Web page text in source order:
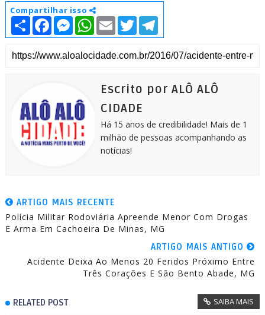
Compartilhar isso
S
h
a
e
F
c
b
M
e
s
e
W
h
a
t
s
E
m
a
l
T
i
t
t
T
l
e
g
m
Escrito por ALÔ ALÔ
CIDADE
Há 15 anos de credibilidade! Mais de 1
milhão de pessoas acompanhando as
notícias!
ARTIGO MAIS RECENTE
Polícia Militar Rodoviária Apreende Menor Com Drogas
E Arma Em Cachoeira De Minas, MG
ARTIGO MAIS ANTIGO
Acidente Deixa Ao Menos 20 Feridos Próximo Entre
Três Corações E São Bento Abade, MG
RELATED POST SAIBA MAIS